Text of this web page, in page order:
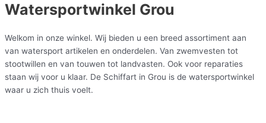
Watersportwinkel Grou
Welkom in onze winkel. Wij bieden u een breed assortiment aan
van watersport artikelen en onderdelen. Van zwemvesten tot
stootwillen en van touwen tot landvasten. Ook voor reparaties
staan wij voor u klaar. De Schiffart in Grou is de watersportwinkel
waar u zich thuis voelt.